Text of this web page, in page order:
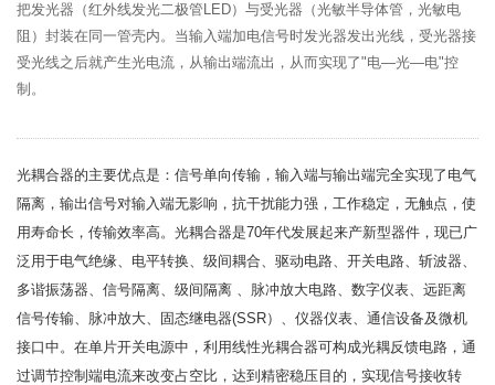
把发光器（红外线发光二极管LED）与受光器（光敏半导体管，光敏电
阻）封装在同一管壳内。当输入端加电信号时发光器发出光线，受光器接
受光线之后就产生光电流，从输出端流出，从而实现了"电—光—电"控
制。
光耦合器的主要优点是：信号单向传输，输入端与输出端完全实现了电气
隔离，输出信号对输入端无影响，抗干扰能力强，工作稳定，无触点，使
用寿命长，传输效率高。光耦合器是70年代发展起来产新型器件，现已广
泛用于电气绝缘、电平转换、级间耦合、 驱动电路、开关电路、斩波器、
多谐振荡器、信号隔离、级间隔离 、 脉冲放大电路、数字仪表、远距离
信号传输、脉冲放大、
固态继电器(SSR）、仪器仪表、通信设备及微机
接口中。在单片开关电源中，利用线性光耦合器可构成光耦反馈电路 ，通
过调节控制端电流来改变占空比，达到精密稳压目的，实现信号接收转